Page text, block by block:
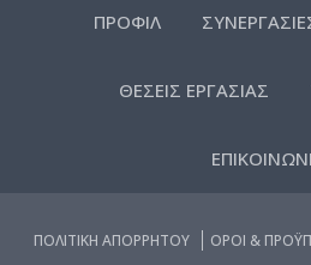
ΠΡΟΦΙΛ
ΘΕΣΕΙΣ ΕΡΓΑΣΙΑΣ
ΠΟΛΙΤΙΚΗ ΑΠΟΡΡΗΤΟΥ ΟΡΟΙ &